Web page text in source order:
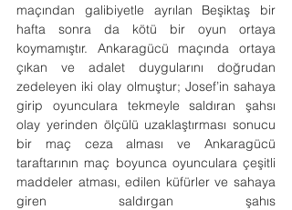
maçından galibiyetle ayrılan Beşiktaş bir
hafta sonra da kötü bir oyun ortaya
koymamıştır. Ankaragücü maçında ortaya
çıkan ve adalet duygularını doğrudan
zedeleyen iki olay olmuştur; Josef’in sahaya
girip oyunculara tekmeyle saldıran şahsı
olay yerinden ölçülü uzaklaştırması sonucu
bir maç ceza alması ve Ankaragücü
taraftarının maç boyunca oyunculara çeşitli
maddeler atması, edilen küfürler ve sahaya
giren saldırgan şahıs